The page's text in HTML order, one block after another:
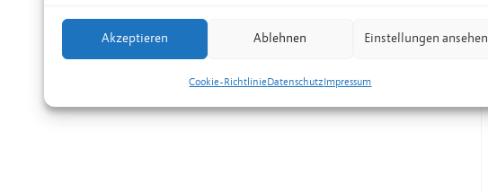
Akzeptieren Ablehnen Einstellungen ansehen
Cookie-RichtlinieDatenschutzImpressum